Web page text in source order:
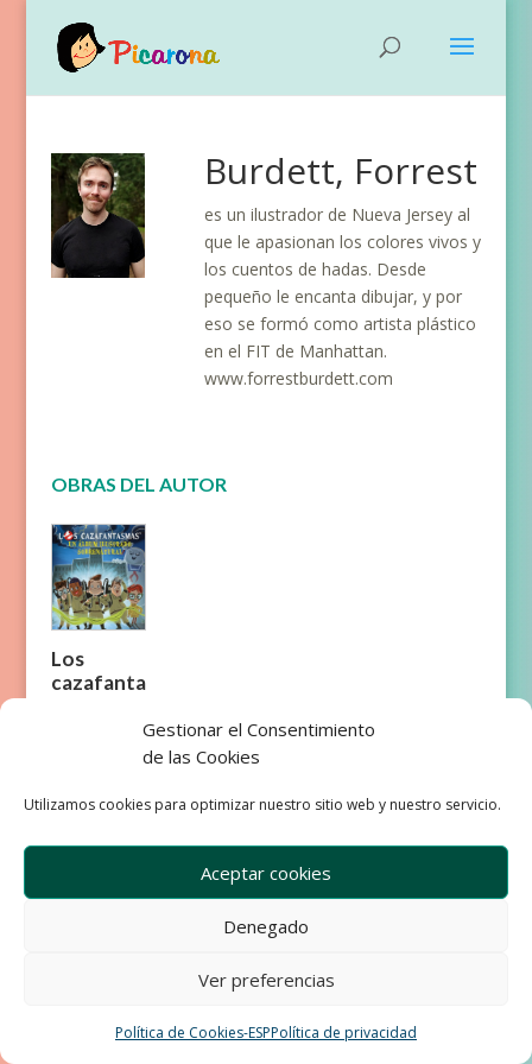
Gestionar el Consentimiento
de las Cookies
Utilizamos cookies para optimizar nuestro sitio web y nuestro servicio.
Aceptar cookies
Denegado
Ver preferencias
Política de Cookies-ESPPolítica de privacidad
Burdett, Forrest
es un ilustrador de Nueva Jersey al
que le apasionan los colores vivos y
los cuentos de hadas. Desde
pequeño le encanta dibujar, y por
eso se formó como artista plástico
en el FIT de Manhattan.
www.forrestburdett.com
OBRAS DEL AUTOR
Los
cazafanta
Empresa
Aviso Legal
Política de privacidad
Política de Cookies
Development & Design by Ixole